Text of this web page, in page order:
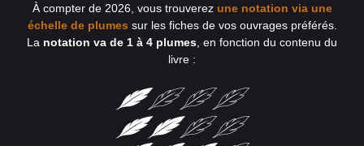
À compter de 2026, vous trouverez une notation via une
échelle de plumes sur les fiches de vos ouvrages préférés.
La notation va de 1 à 4 plumes , en fonction du contenu du
livre :